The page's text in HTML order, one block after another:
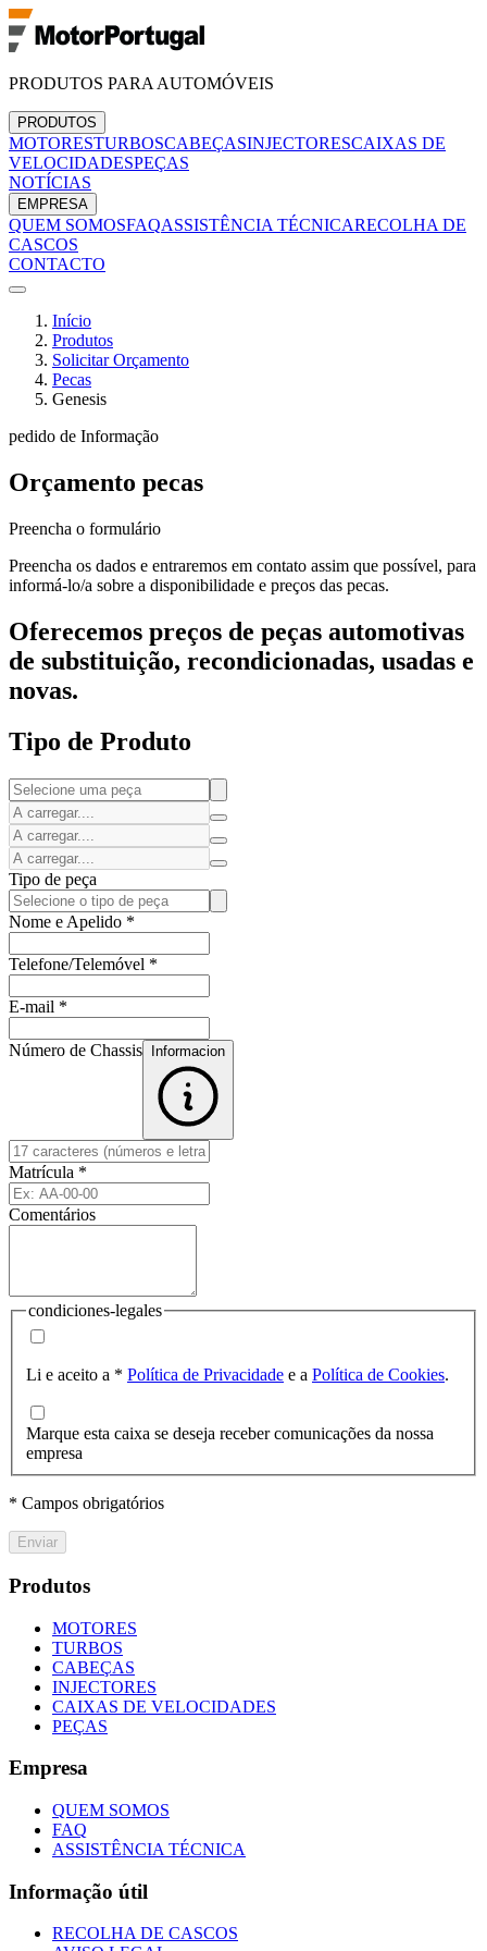
PRODUTOS PARA AUTOMÓVEIS
PRODUTOS
MOTORESTURBOSCABEÇASINJECTORESCAIXAS DE
VELOCIDADESPEÇAS
NOTÍCIAS
EMPRESA
QUEM SOMOSFAQASSISTÊNCIA TÉCNICARECOLHA DE
CASCOS
CONTACTO
Início
Produtos
Solicitar Orçamento
Pecas
Genesis
pedido de Informação
Orçamento pecas
Preencha o formulário
Preencha os dados e entraremos em contato assim que possível, para
informá-lo/a sobre a disponibilidade e preços das pecas.
Oferecemos preços de peças automotivas
de substituição, recondicionadas, usadas e
novas.
Tipo de Produto
Tipo de peça
Nome e Apelido *
Telefone/Telemóvel *
E-mail *
Número de Chassis Informacion
Matrícula *
Comentários
condiciones-legales
Li e aceito a * Política de Privacidade e a Política de Cookies.
Marque esta caixa se deseja receber comunicações da nossa
empresa
* Campos obrigatórios
Enviar
Produtos
MOTORES
TURBOS
CABEÇAS
INJECTORES
CAIXAS DE VELOCIDADES
PEÇAS
Empresa
QUEM SOMOS
FAQ
ASSISTÊNCIA TÉCNICA
Informação útil
RECOLHA DE CASCOS